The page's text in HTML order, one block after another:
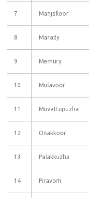
7 Manjalloor
8 Marady
9 Memury
10 Mulavoor
11 Muvattupuzha
12 Onakkoor
13 Palakkuzha
14 Piravom